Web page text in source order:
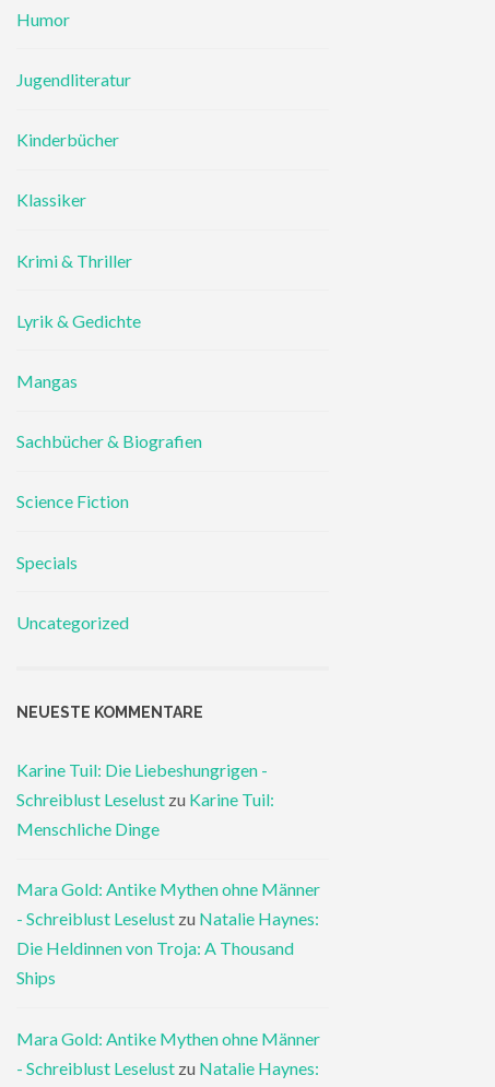
Humor
Jugendliteratur
Kinderbücher
Klassiker
Krimi & Thriller
Lyrik & Gedichte
Mangas
Sachbücher & Biografien
Science Fiction
Specials
Uncategorized
NEUESTE KOMMENTARE
Karine Tuil: Die Liebeshungrigen -
Schreiblust Leselust zu Karine Tuil:
Menschliche Dinge
Mara Gold: Antike Mythen ohne Männer
- Schreiblust Leselust zu Natalie Haynes:
Die Heldinnen von Troja: A Thousand
Ships
Mara Gold: Antike Mythen ohne Männer
- Schreiblust Leselust zu Natalie Haynes: